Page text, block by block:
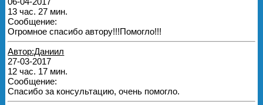
13 час. 27 мин.
Сообщение:
Огромное спасибо автору!!!Помогло!!!
Автор:Даниил
27-03-2017
12 час. 17 мин.
Сообщение:
Спасибо за консультацию, очень помогло.